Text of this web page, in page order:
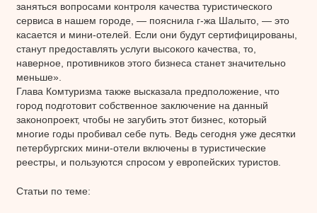
заняться вопросами контроля качества туристического
сервиса в нашем городе, — пояснила г-жа Шалыто, — это
касается и мини-отелей. Если они будут сертифицированы,
станут предоставлять услуги высокого качества, то,
наверное, противников этого бизнеса станет значительно
меньше».
Глава Комтуризма также высказала предположение, что
город подготовит собственное заключение на данный
законопроект, чтобы не загубить этот бизнес, который
многие годы пробивал себе путь. Ведь сегодня уже десятки
петербургских мини-отели включены в туристические
реестры, и пользуются спросом у европейских туристов.
Статьи по теме: